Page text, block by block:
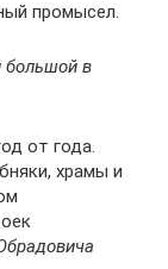
промысел.
большой в
от года.
храмы и